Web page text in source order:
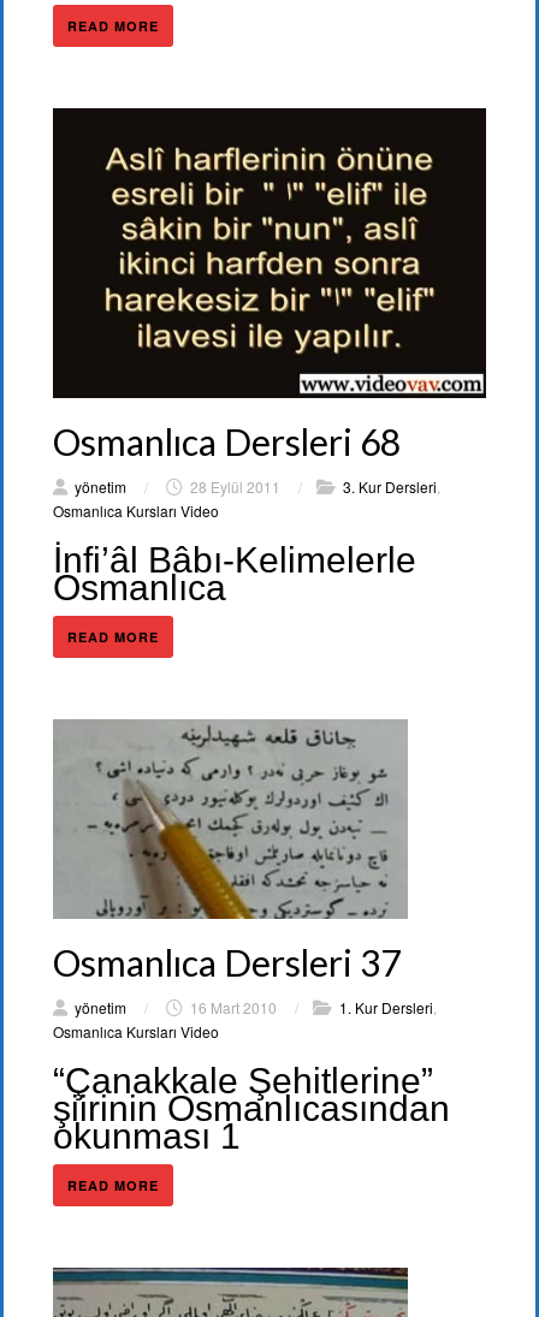
READ MORE
Osmanlıca Dersleri 68
yönetim / 28 Eylül 2011 / 3. Kur Dersleri
Osmanlıca Kursları Video
İnfi’âl Bâbı-Kelimelerle
Osmanlıca
READ MORE
Osmanlıca Dersleri 37
yönetim / 16 Mart 2010 / 1. Kur Dersleri
Osmanlıca Kursları Video
“Çanakkale Şehitlerine”
şiirinin Osmanlıcasından
okunması 1
READ MORE